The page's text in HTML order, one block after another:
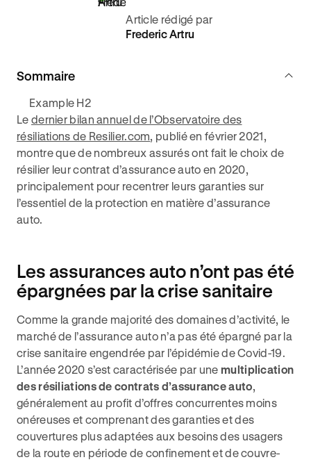
Article rédigé par
Frederic Artru
Sommaire
Example H2
Le dernier bilan annuel de l’Observatoire des
résiliations de Resilier.com, publié en février 2021,
montre que de nombreux assurés ont fait le choix de
résilier leur contrat d’assurance auto en 2020,
principalement pour recentrer leurs garanties sur
l’essentiel de la protection en matière d’assurance
auto.
Les assurances auto n’ont pas été
épargnées par la crise sanitaire
Comme la grande majorité des domaines d’activité, le
marché de l’assurance auto n’a pas été épargné par la
crise sanitaire engendrée par l’épidémie de Covid-19.
L’année 2020 s’est caractérisée par une multiplication
des résiliations de contrats d’assurance auto,
généralement au profit d’offres concurrentes moins
onéreuses et comprenant des garanties et des
couvertures plus adaptées aux besoins des usagers
de la route en période de confinement et de couvre-